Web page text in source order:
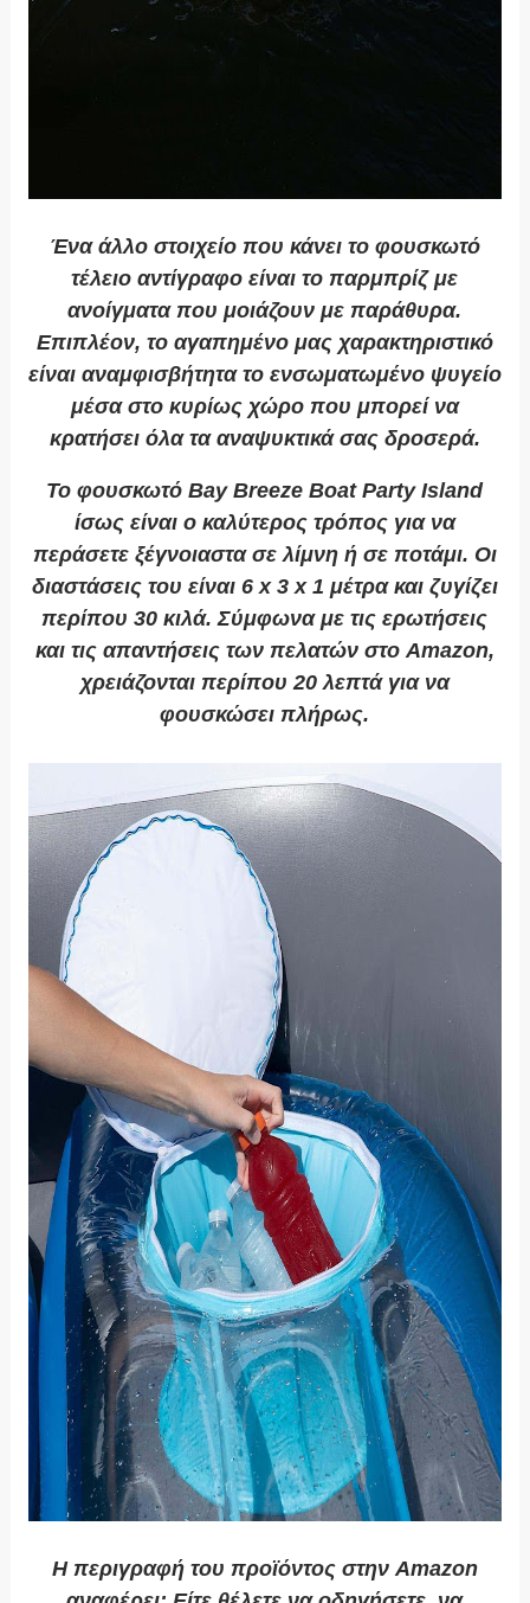
Ένα άλλο στοιχείο που κάνει το φουσκωτό
τέλειο αντίγραφο είναι το παρμπρίζ με
ανοίγματα που μοιάζουν με παράθυρα.
Επιπλέον, το αγαπημένο μας χαρακτηριστικό
είναι αναμφισβήτητα το ενσωματωμένο ψυγείο
μέσα στο κυρίως χώρο που μπορεί να
κρατήσει όλα τα αναψυκτικά σας δροσερά.
Το φουσκωτό Bay Breeze Boat Party Island
ίσως είναι ο καλύτερος τρόπος για να
περάσετε ξέγνοιαστα σε λίμνη ή σε ποτάμι. Οι
διαστάσεις του είναι 6 x 3 x 1 μέτρα και ζυγίζει
περίπου 30 κιλά. Σύμφωνα με τις ερωτήσεις
και τις απαντήσεις των πελατών στο Amazon,
χρειάζονται περίπου 20 λεπτά για να
φουσκώσει πλήρως.
Η περιγραφή του προϊόντος στην Amazon